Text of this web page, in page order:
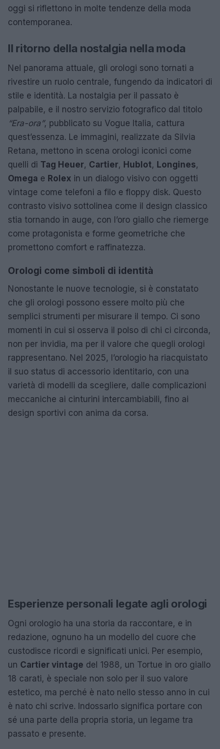
oggi si riflettono in molte tendenze della moda
contemporanea.
Il ritorno della nostalgia nella moda
Nel panorama attuale, gli orologi sono tornati a
rivestire un ruolo centrale, fungendo da indicatori di
stile e identità. La nostalgia per il passato è
palpabile, e il nostro servizio fotografico dal titolo
“Era-ora”, pubblicato su Vogue Italia, cattura
quest’essenza. Le immagini, realizzate da Silvia
Retana, mettono in scena orologi iconici come
quelli di Tag Heuer, Cartier, Hublot, Longines,
Omega e Rolex in un dialogo visivo con oggetti
vintage come telefoni a filo e floppy disk. Questo
contrasto visivo sottolinea come il design classico
stia tornando in auge, con l’oro giallo che riemerge
come protagonista e forme geometriche che
promettono comfort e raffinatezza.
Orologi come simboli di identità
Nonostante le nuove tecnologie, si è constatato
che gli orologi possono essere molto più che
semplici strumenti per misurare il tempo. Ci sono
momenti in cui si osserva il polso di chi ci circonda,
non per invidia, ma per il valore che quegli orologi
rappresentano. Nel 2025, l’orologio ha riacquistato
il suo status di accessorio identitario, con una
varietà di modelli da scegliere, dalle complicazioni
meccaniche ai cinturini intercambiabili, fino ai
design sportivi con anima da corsa.
Esperienze personali legate agli orologi
Ogni orologio ha una storia da raccontare, e in
redazione, ognuno ha un modello del cuore che
custodisce ricordi e significati unici. Per esempio,
un Cartier vintage del 1988, un Tortue in oro giallo
18 carati, è speciale non solo per il suo valore
estetico, ma perché è nato nello stesso anno in cui
è nato chi scrive. Indossarlo significa portare con
sé una parte della propria storia, un legame tra
passato e presente.